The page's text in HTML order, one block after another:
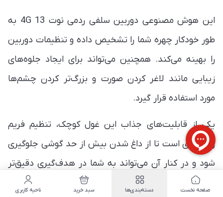
این هوش مصنوعی دوربین سلفی ردمی نوت 13 4G به
طور خودکار چهره شما را تشخیص داده و تنظیمات دوربین
را بهینه می‌کند. همچنین می‌تواند برای ایجاد جلوه‌های
زیبایی مانند لاغر کردن صورت و بزرگ‌تر کردن چشم‌ها
مورد استفاده قرار گیرد.
یکی از قابلیت‌های جذاب این غول کوچک، تنظیم فریم
ریت بازی است تا از داغ شدن بیش از حد گوشی جلوگیری
شود و در کنار آن می‌تواند به شما در هدف‌گیری دقیق‌تر
در بازی‌ها کمک کند.
صفحه نخست دسته‌بندی‌ها سبد خرید ناحیه کاربری